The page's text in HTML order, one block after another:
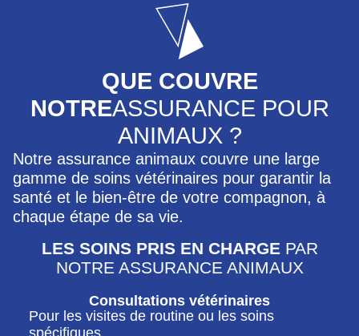
QUE COUVRE
NOTREASSURANCE POUR
ANIMAUX ?
Notre assurance animaux couvre une large
gamme de soins vétérinaires pour garantir la
santé et le bien-être de votre compagnon, à
chaque étape de sa vie.
LES SOINS PRIS EN CHARGE PAR
NOTRE ASSURANCE ANIMAUX
Consultations vétérinaires
Pour les visites de routine ou les soins
spécifiques.